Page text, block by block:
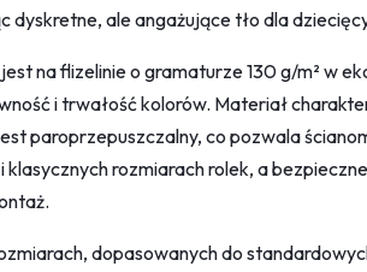
ale angażujące tło dla
na flizelinie o gramaturze 130 g/m² w
i trwałość kolorów. Materiał
paroprzepuszczalny, co pozwala
rozmiarach rolek, a
dopasowanych do